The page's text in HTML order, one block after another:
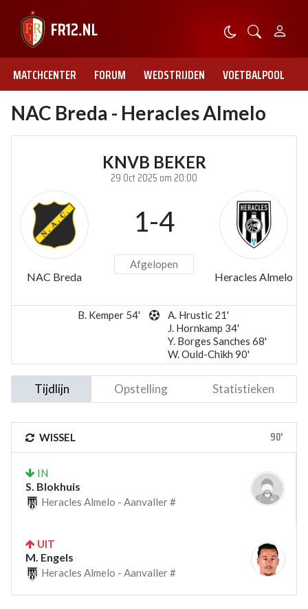
MATCHCENTER FORUM WEDSTRIJDEN VOETBALPOOL
NAC Breda - Heracles Almelo
KNVB BEKER
29 Oct 2025 om 20:00
NAC Breda
1-4
Afgelopen
Heracles Almelo
B. Kemper 54'
A. Hrustic 21'
J. Hornkamp 34'
Y. Borges Sanches 68'
W. Ould-Chikh 90'
Tijdlijn Opstelling Statistieken
WISSEL 90'
IN
S. Blokhuis
Heracles Almelo - Aanvaller #
UIT
M. Engels
Heracles Almelo - Aanvaller #